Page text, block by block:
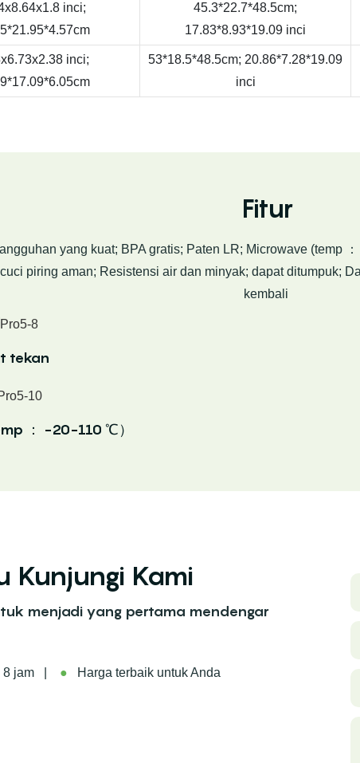
inci;
45.3*22.7*48.5cm;
17.83*8.93*19.09 inci
inci;
53*18.5*48.5cm; 20.86*7.28*19.09
inci
Fitur
yang kuat; BPA gratis; Paten LR; Microwave (temp
piring aman; Resistensi air dan minyak; dapat ditumpuk;
kembali
tekan
： -20-110 ℃）
Kunjungi Kami
menjadi yang pertama mendengar
8 jam | ● Harga terbaik untuk Anda